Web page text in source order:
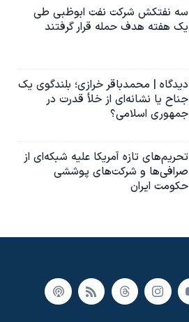
سه نفتکش شرکت نفت ابوظبی طی
یک هفته هدف حمله قرار گرفتند
دیدگاه | محمدباقر خرازی؛ بلندگوی یک
جناح یا نشانه‌ای از خلأ قدرت در
جمهوری اسلامی؟
تحریم‌های تازه آمریکا علیه شبکه‌ای از
صرافی‌ها و شرکت‌های پوششی
حکومت ایران